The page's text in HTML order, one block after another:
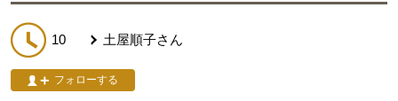
10 土屋順子さん
フォローする